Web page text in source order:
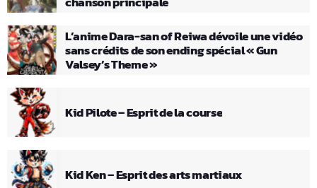
L’anime Dara-san of Reiwa dévoile une vidéo
sans crédits de son ending spécial « Gun
Valsey’s Theme »
Kid Pilote – Esprit de la course
Kid Ken – Esprit des arts martiaux